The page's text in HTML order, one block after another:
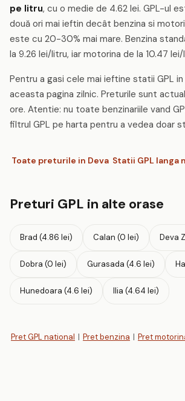
pe litru, cu o medie de 4.62 lei. GPL-ul
două ori mai ieftin decât benzina si
este cu 20-30% mai mare. Benzina
la 9.26 lei/litru, iar motorina de la 10.47 lei/
Pentru a gasi cele mai ieftine statii GPL
aceasta pagina zilnic. Preturile sunt
ore. Atentie: nu toate benzinariile vand
filtrul GPL pe harta pentru a vedea doar
Toate preturile in Deva Statii GPL langa
Preturi GPL in alte orase
Brad (4.86 lei) Calan (0 lei) Deva
Dobra (0 lei) Gurasada (4.6 lei)
Hunedoara (4.6 lei) Ilia (4.64 lei)
Pret GPL national | Pret benzina | Pret